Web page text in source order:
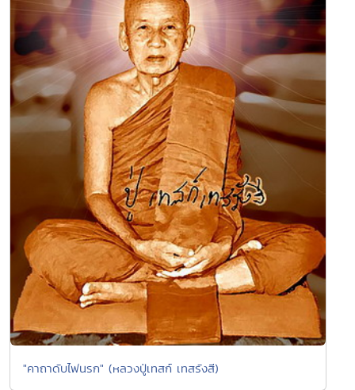
"คาถาดับไฟนรก" (หลวงปู่เทสก์ เทสรังสี)